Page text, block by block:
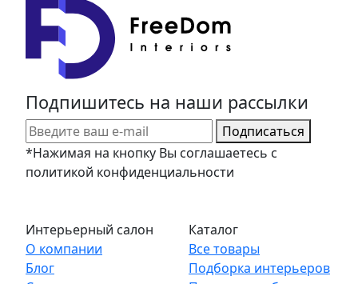
Интерьерный салон
О компании
Блог
Каталог
Все товары
Подборка интерьеров
Подпишитесь на наши рассылки
Подписаться
*Нажимая на кнопку Вы соглашаетесь с
политикой конфиденциальности